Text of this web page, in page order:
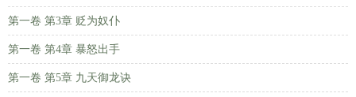
第一卷 第3章 贬为奴仆
第一卷 第4章 暴怒出手
第一卷 第5章 九天御龙诀